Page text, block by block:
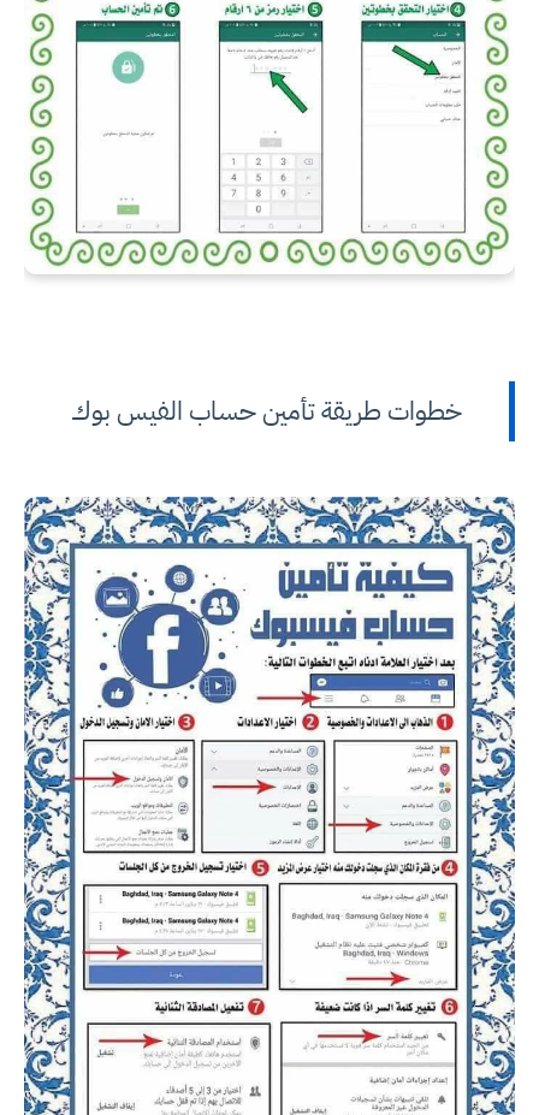
خطوات طريقة تأمين حساب الفيس بوك